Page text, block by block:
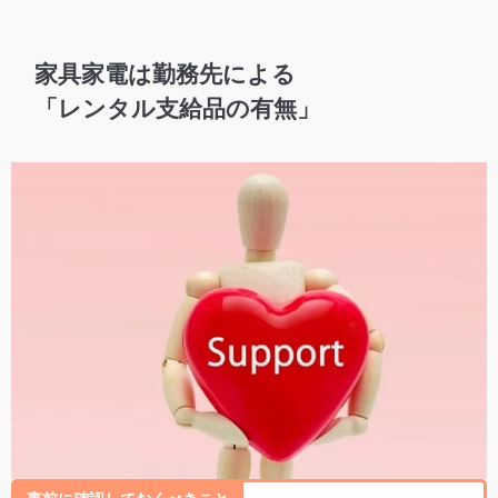
家具家電は勤務先による
「レンタル支給品の有無」